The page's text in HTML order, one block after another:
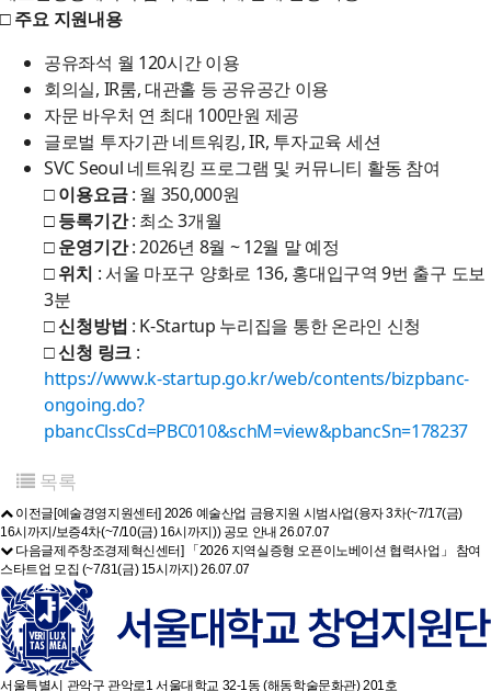
□ 주요 지원내용
공유좌석 월 120시간 이용
회의실, IR룸, 대관홀 등 공유공간 이용
자문 바우처 연 최대 100만원 제공
글로벌 투자기관 네트워킹, IR, 투자교육 세션
SVC Seoul 네트워킹 프로그램 및 커뮤니티 활동 참여
□ 이용요금 : 월 350,000원
□ 등록기간 : 최소 3개월
□ 운영기간 : 2026년 8월 ~ 12월 말 예정
□ 위치 : 서울 마포구 양화로 136, 홍대입구역 9번 출구 도보
3분
□ 신청방법 : K-Startup 누리집을 통한 온라인 신청
□ 신청 링크 :
https://www.k-startup.go.kr/web/contents/bizpbanc-
ongoing.do?
pbancClssCd=PBC010&schM=view&pbancSn=178237
목록
이전글[예술경영지원센터] 2026 예술산업 금융지원 시범사업(융자 3차(~7/17(금)
16시까지/보증4차(~7/10(금) 16시까지)) 공모 안내 26.07.07
다음글제주창조경제혁신센터] 「2026 지역실증형 오픈이노베이션 협력사업」 참여
스타트업 모집 (~7/31(금) 15시까지)26.07.07
서울특별시 관악구 관악로1 서울대학교 32-1동 (해동학술문화관) 201호